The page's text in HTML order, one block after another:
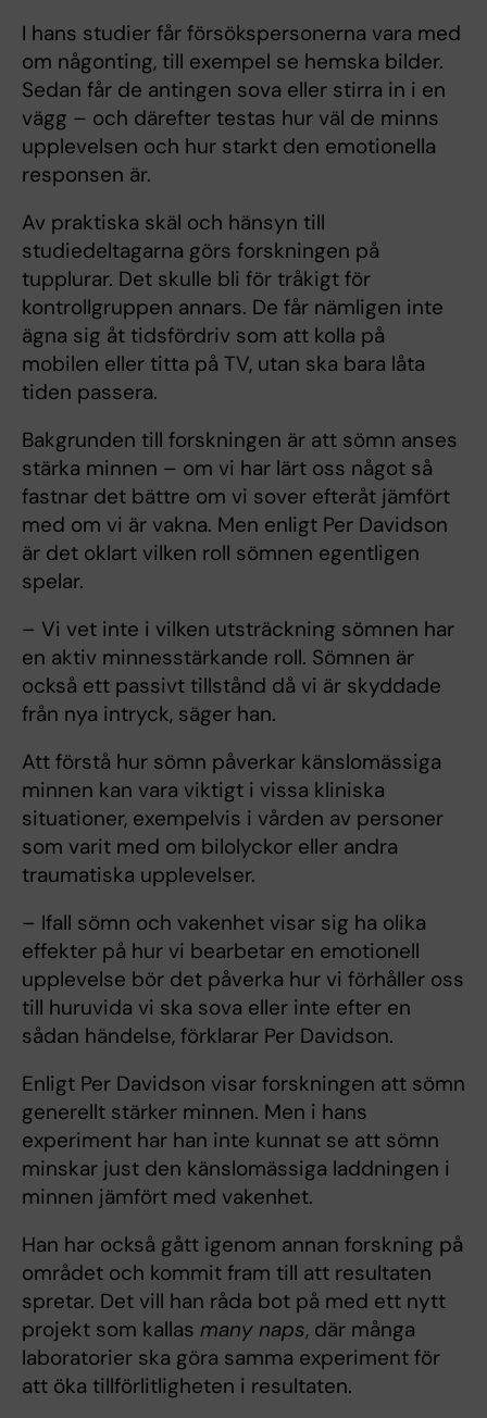
I hans studier får försökspersonerna vara med
om någonting, till exempel se hemska bilder.
Sedan får de antingen sova eller stirra in i en
vägg – och därefter testas hur väl de minns
upplevelsen och hur starkt den emotionella
responsen är.
Av praktiska skäl och hänsyn till
studiedeltagarna görs forskningen på
tupplurar. Det skulle bli för tråkigt för
kontrollgruppen annars. De får nämligen inte
ägna sig åt tidsfördriv som att kolla på
mobilen eller titta på TV, utan ska bara låta
tiden passera.
Bakgrunden till forskningen är att sömn anses
stärka minnen – om vi har lärt oss något så
fastnar det bättre om vi sover efteråt jämfört
med om vi är vakna. Men enligt Per Davidson
är det oklart vilken roll sömnen egentligen
spelar.
– Vi vet inte i vilken utsträckning sömnen har
en aktiv minnesstärkande roll. Sömnen är
också ett passivt tillstånd då vi är skyddade
från nya intryck, säger han.
Att förstå hur sömn påverkar känslomässiga
minnen kan vara viktigt i vissa kliniska
situationer, exempelvis i vården av personer
som varit med om bilolyckor eller andra
traumatiska upplevelser.
– Ifall sömn och vakenhet visar sig ha olika
effekter på hur vi bearbetar en emotionell
upplevelse bör det påverka hur vi förhåller oss
till huruvida vi ska sova eller inte efter en
sådan händelse, förklarar Per Davidson.
Enligt Per Davidson visar forskningen att sömn
generellt stärker minnen. Men i hans
experiment har han inte kunnat se att sömn
minskar just den känslomässiga laddningen i
minnen jämfört med vakenhet.
Han har också gått igenom annan forskning på
området och kommit fram till att resultaten
spretar. Det vill han råda bot på med ett nytt
projekt som kallas many naps, där många
laboratorier ska göra samma experiment för
att öka tillförlitligheten i resultaten.